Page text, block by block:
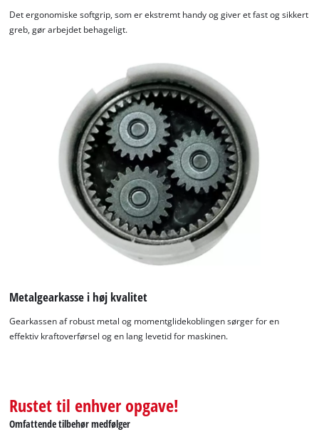
We need your consent to load the
Google Maps service!
This content is not permitted to load due
to trackers that are not disclosed to the
visitor. The website owner needs to setup
the site with their CMP to add this content
to the list of technologies used.
Powered by
Usercentrics Consent
Management Platform
Det ergonomiske softgrip, som er ekstremt handy og giver et fast og sikkert
greb, gør arbejdet behageligt.
Metalgearkasse i høj kvalitet
Gearkassen af robust metal og momentglidekoblingen sørger for en
effektiv kraftoverførsel og en lang levetid for maskinen.
Rustet til enhver opgave!
Omfattende tilbehør medfølger